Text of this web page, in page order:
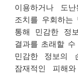
이용하거나 도
조치를 우회하는
통해 민감한 정
결과를 초래할
민감한 정보의
잠재적인 피해